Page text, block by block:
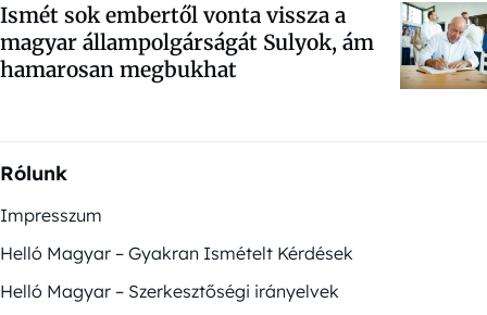
Ismét sok embertől vonta vissza a
magyar állampolgárságát Sulyok, ám
hamarosan megbukhat
Rólunk
Impresszum
Helló Magyar – Gyakran Ismételt Kérdések
Helló Magyar – Szerkesztőségi irányelvek